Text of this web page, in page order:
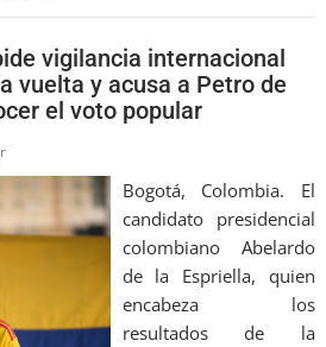
vigilancia internacional
vuelta y acusa a Petro de
el voto popular
Bogotá, Colombia. El
candidato presidencial
colombiano Abelardo
de la Espriella, quien
encabeza los
resultados de la